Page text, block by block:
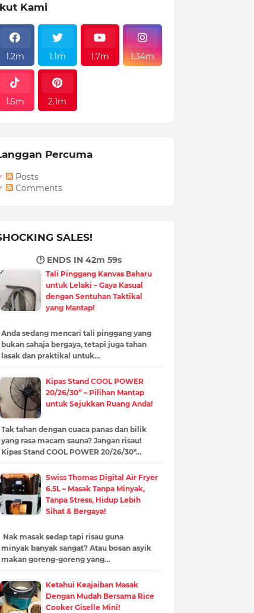
Kami
1.2m 1.1m 1.7m 1.34m
1.5m 2.1m
Percuma
Posts
Comments
SALES!
🕐 ENDS IN 42m 58s
Tali Pinggang Kanvas Baharu
untuk Lelaki – Gaya Kasual
dengan Sentuhan Taktikal
yang Mantap!
Anda sedang mencari tali pinggang yang
bukan sahaja bergaya, tetapi juga tahan
lasak dan praktikal untuk…
Kipas Stand COOL POWER
20/26/30“ – Pilihan Mantap
untuk Sejukkan Ruang Anda!
Tak tahan dengan cuaca panas dan bilik
yang rasa macam sauna? Jangan risau!
Kipas Stand COOL POWER 20/26/30"…
Swiss Thomas Digital Air Fryer
6.5L – Masak Tanpa Minyak,
Tanpa Stress, Hidup Lebih
Sihat & Bergaya!
Nak masak sedap tapi risau guna
minyak banyak sangat? Atau bosan asyik
makan goreng-goreng yang…
Ketahui Keajaiban Masak
Dengan Mudah Bersama Rice
Cooker Giselle Mini!